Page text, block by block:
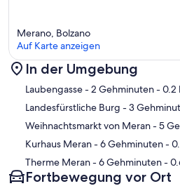
Karte
Merano, Bolzano
Auf Karte anzeigen
In der Umgebung
Laubengasse- 2 Gehminuten- 0.2
Landesfürstliche Burg - 3
Weihnachtsmarkt von Meran- 5
Kurhaus Meran- 6 Gehminuten-
Therme Meran- 6 Gehminuten-
Fortbewegung vor Ort